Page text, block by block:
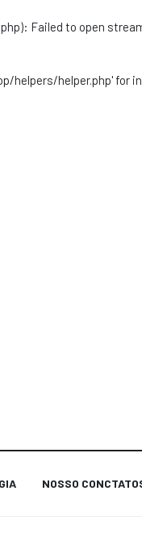
Failed to open
helpers/helper.php' for
NOSSO